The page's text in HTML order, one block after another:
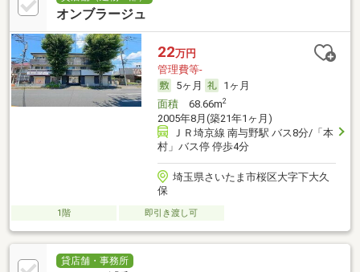
オンブラージュ
22万円
管理費等-
5ヶ月
1ヶ月
面積68.66m2
2005年8月(築21年1ヶ月)
ＪＲ埼京線 南与野駅 バス8分/「本
村」バス停 停歩4分
埼玉県さいたま市桜区大字下大久
保
1階 即引き渡し可
貸店舗・事務所